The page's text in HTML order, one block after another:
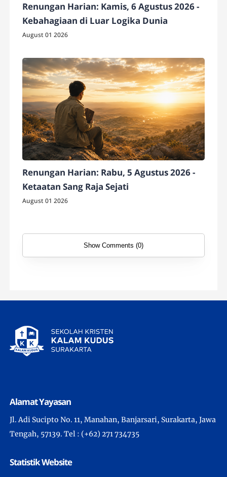
Renungan Harian: Kamis, 6 Agustus 2026 -
Kebahagiaan di Luar Logika Dunia
August 01 2026
Renungan Harian: Rabu, 5 Agustus 2026 -
Ketaatan Sang Raja Sejati
August 01 2026
Show Comments (0)
Alamat Yayasan
Jl. Adi Sucipto No. 11, Manahan, Banjarsari, Surakarta, Jawa
Tengah, 57139. Tel : (+62) 271 734735
Statistik Website